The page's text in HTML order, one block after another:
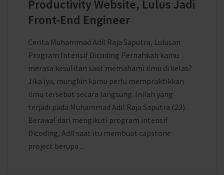
Productivity Website, Lulus Jadi
Front-End Engineer
Cerita Muhammad Adil Raja Saputra, Lulusan
Program Intensif Dicoding Pernahkah kamu
merasa kesulitan saat memahami ilmu di kelas?
Jika iya, mungkin kamu perlu mempraktikkan
ilmu tersebut secara langsung. Inilah yang
terjadi pada Muhammad Adil Raja Saputra (23).
Berawal dari mengikuti program intensif
Dicoding, Adil saat itu membuat capstone
project berupa ...